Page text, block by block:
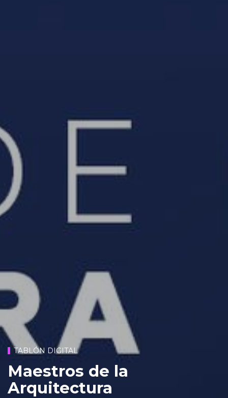
TABLÓN DIGITAL
Maestros de la
Arquitectura